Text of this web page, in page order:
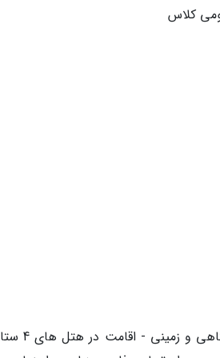
خدمات آژانس: بلیط رفت و برگشت با پرواز ترکیش